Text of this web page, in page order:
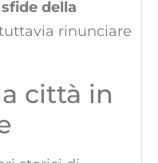
sfide della
rinunciare
città in